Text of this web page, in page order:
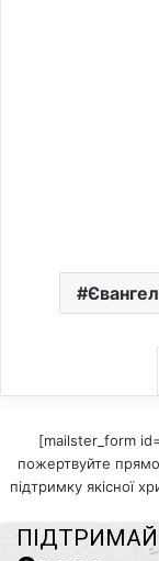
[mailster_form
пожертвуйте
підтримку якісної